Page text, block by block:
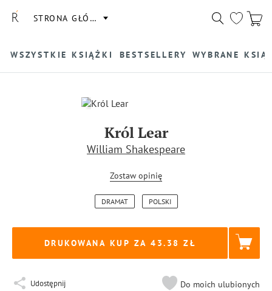
STRONA GŁÓWNA
WSZYSTKIE KSIĄŻKI BESTSELLERY WYBRANE
Król Lear
William Shakespeare
Zostaw opinię
DRAMAT POLSKI
DRUKOWANA KUP ZA 43.38
Udostępnij Do moich ulubionych